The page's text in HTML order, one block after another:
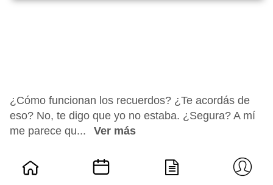
¿Cómo funcionan los recuerdos? ¿Te acordás de
eso? No, te digo que yo no estaba. ¿Segura? A mí
me parece qu...
Ver más